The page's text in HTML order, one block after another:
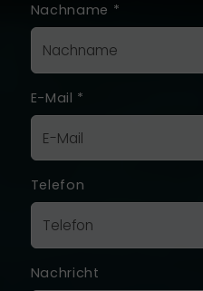
Nachname *
E-Mail *
Telefon
Nachricht